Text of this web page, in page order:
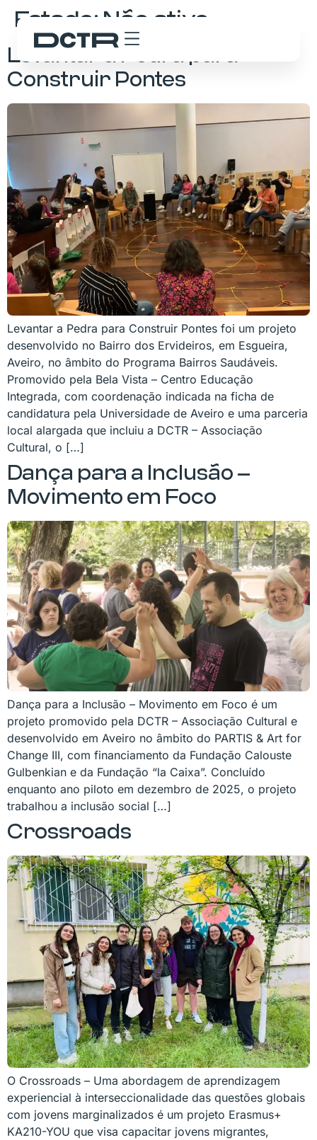
Estado: Não ativo
Levantar a Pedra para
Construir Pontes
Levantar a Pedra para Construir Pontes foi um projeto
desenvolvido no Bairro dos Ervideiros, em Esgueira,
Aveiro, no âmbito do Programa Bairros Saudáveis.
Promovido pela Bela Vista – Centro Educação
Integrada, com coordenação indicada na ficha de
candidatura pela Universidade de Aveiro e uma parceria
local alargada que incluiu a DCTR – Associação
Cultural, o […]
Dança para a Inclusão –
Movimento em Foco
Dança para a Inclusão – Movimento em Foco é um
projeto promovido pela DCTR – Associação Cultural e
desenvolvido em Aveiro no âmbito do PARTIS & Art for
Change III, com financiamento da Fundação Calouste
Gulbenkian e da Fundação “la Caixa”. Concluído
enquanto ano piloto em dezembro de 2025, o projeto
trabalhou a inclusão social […]
Crossroads
O Crossroads – Uma abordagem de aprendizagem
experiencial à interseccionalidade das questões globais
com jovens marginalizados é um projeto Erasmus+
KA210-YOU que visa capacitar jovens migrantes,